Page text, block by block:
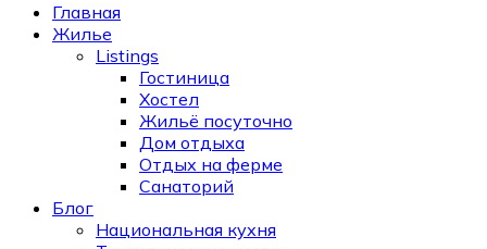
Главная
Жилье
Listings
Гостиница
Хостел
Жильё посуточно
Дом отдыха
Отдых на ферме
Санаторий
Блог
Национальная кухня